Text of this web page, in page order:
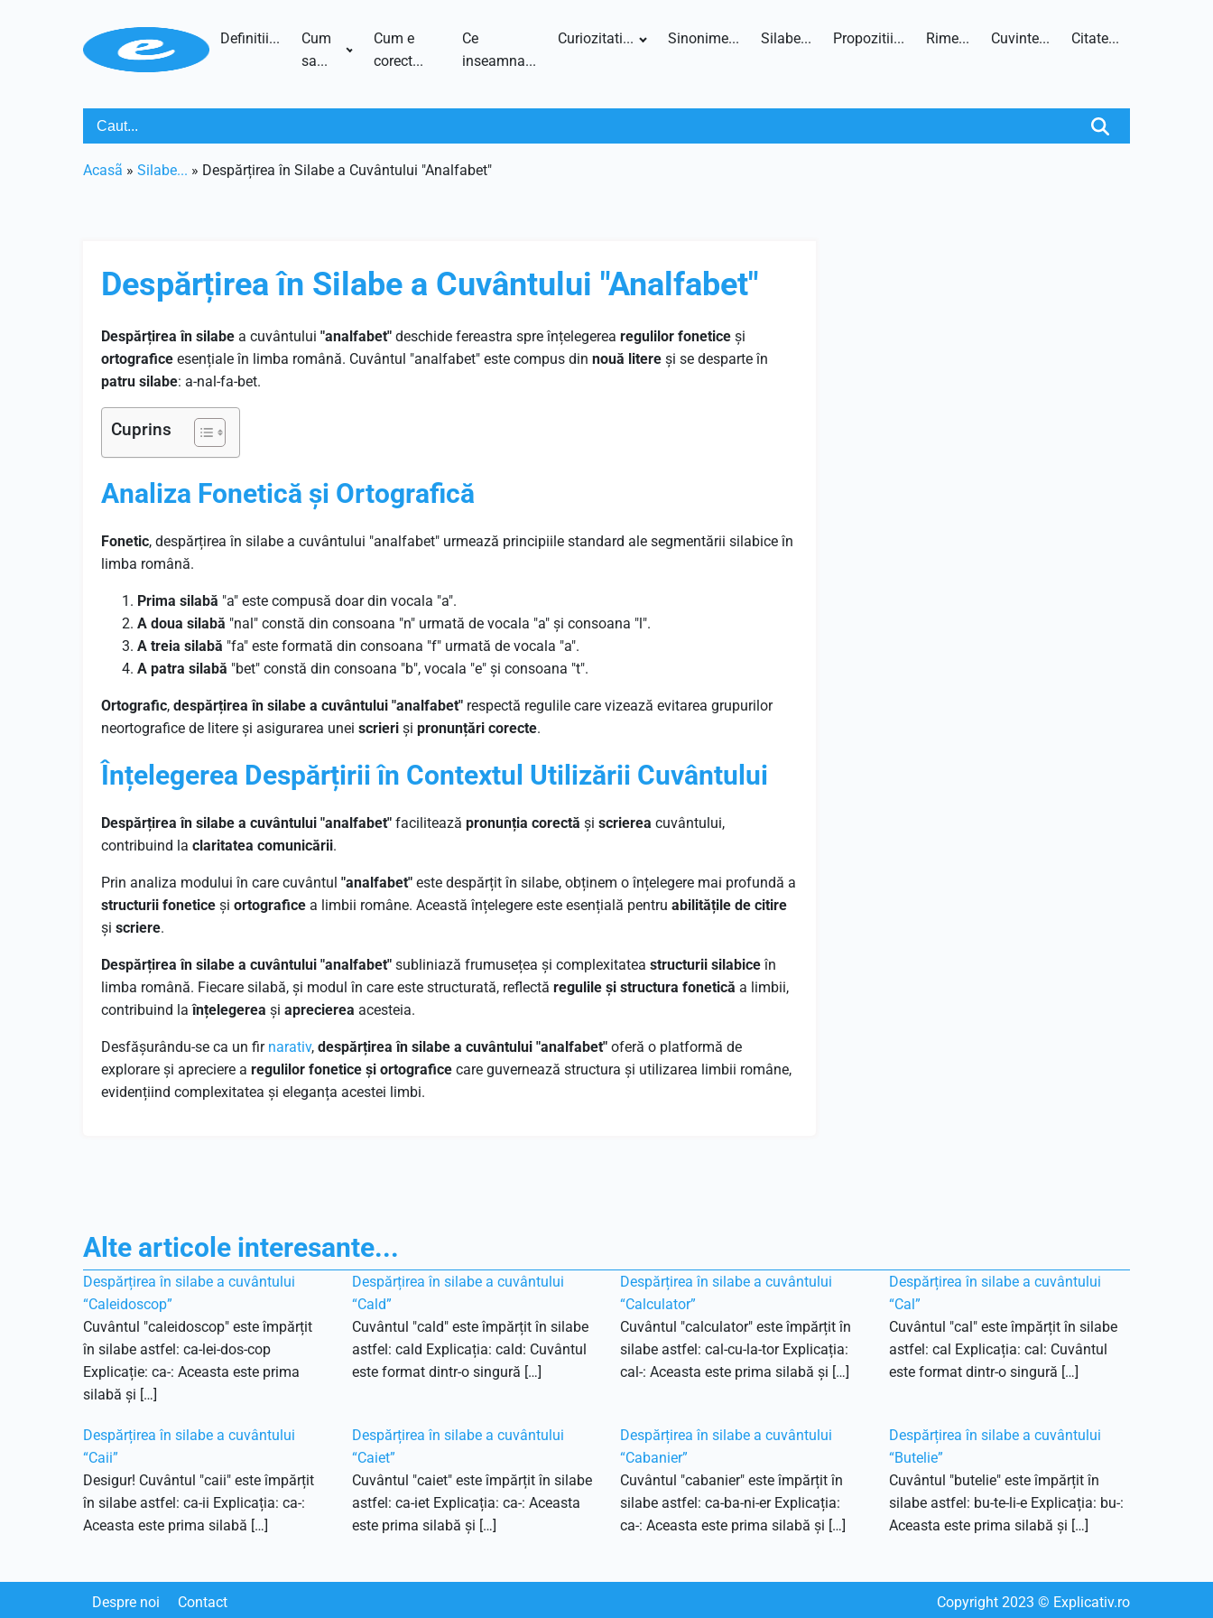
Definitii...
Cum
sa...
Cum e
corect...
Ce
inseamna...
Curiozitati... Sinonime... Silabe... Propozitii... Rime... Cuvinte... Citate...
Acasã » Silabe... » Despărțirea în Silabe a Cuvântului "Analfabet"
Despărțirea în Silabe a Cuvântului "Analfabet"
Despărțirea în silabe a cuvântului "analfabet" deschide fereastra spre înțelegerea regulilor fonetice și
ortografice esențiale în limba română. Cuvântul "analfabet" este compus din nouă litere și se desparte în
patru silabe: a-nal-fa-bet.
Cuprins
Analiza Fonetică și Ortografică
Fonetic, despărțirea în silabe a cuvântului "analfabet" urmează principiile standard ale segmentării silabice în
limba română.
Prima silabă "a" este compusă doar din vocala "a".
A doua silabă "nal" constă din consoana "n" urmată de vocala "a" și consoana "l".
A treia silabă "fa" este formată din consoana "f" urmată de vocala "a".
A patra silabă "bet" constă din consoana "b", vocala "e" și consoana "t".
Ortografic, despărțirea în silabe a cuvântului "analfabet" respectă regulile care vizează evitarea grupurilor
neortografice de litere și asigurarea unei scrieri și pronunțări corecte.
Înțelegerea Despărțirii în Contextul Utilizării Cuvântului
Despărțirea în silabe a cuvântului "analfabet" facilitează pronunția corectă și scrierea cuvântului,
contribuind la claritatea comunicării.
Prin analiza modului în care cuvântul "analfabet" este despărțit în silabe, obținem o înțelegere mai profundă a
structurii fonetice și ortografice a limbii române. Această înțelegere este esențială pentru abilitățile de citire
și scriere.
Despărțirea în silabe a cuvântului "analfabet" subliniază frumusețea și complexitatea structurii silabiceîn
limba română. Fiecare silabă, și modul în care este structurată, reflectă regulile și structura fonetică a limbii,
contribuind laînțelegerea și aprecierea acesteia.
Desfășurându-se ca un fir narativ, despărțirea în silabe a cuvântului "analfabet" oferă o platformă de
explorare și apreciere a regulilor fonetice și ortografice care guvernează structura și utilizarea limbii române,
evidențiind complexitatea și eleganța acestei limbi.
Alte articole interesante...
Despărțirea în silabe a cuvântului
“Caleidoscop”
Cuvântul "caleidoscop" este împărțit
în silabe astfel: ca-lei-dos-cop
Explicație: ca-: Aceasta este prima
silabă și […]
Despărțirea în silabe a cuvântului
“Cald”
Cuvântul "cald" este împărțit în silabe
astfel: cald Explicația: cald: Cuvântul
este format dintr-o singură […]
Despărțirea în silabe a cuvântului
“Calculator”
Cuvântul "calculator" este împărțit în
silabe astfel: cal-cu-la-tor Explicația:
cal-: Aceasta este prima silabă și […]
Despărțirea în silabe a cuvântului
“Cal”
Cuvântul "cal" este împărțit în silabe
astfel: cal Explicația: cal: Cuvântul
este format dintr-o singură […]
Despărțirea în silabe a cuvântului
“Caii”
Desigur! Cuvântul "caii" este împărțit
în silabe astfel: ca-ii Explicația: ca-:
Aceasta este prima silabă […]
Despărțirea în silabe a cuvântului
“Caiet”
Cuvântul "caiet" este împărțit în silabe
astfel: ca-iet Explicația: ca-: Aceasta
este prima silabă și […]
Despărțirea în silabe a cuvântului
“Cabanier”
Cuvântul "cabanier" este împărțit în
silabe astfel: ca-ba-ni-er Explicația:
ca-: Aceasta este prima silabă și […]
Despărțirea în silabe a cuvântului
“Butelie”
Cuvântul "butelie" este împărțit în
silabe astfel: bu-te-li-e Explicația: bu-:
Aceasta este prima silabă și […]
Despre noi Contact Copyright 2023 © Explicativ.ro